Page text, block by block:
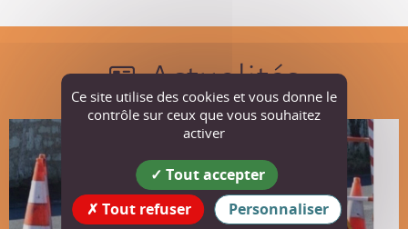
Actualités
Ce site utilise des cookies et vous donne le
contrôle sur ceux que vous souhaitez
activer
Tout accepter
Tout refuser
Personnaliser